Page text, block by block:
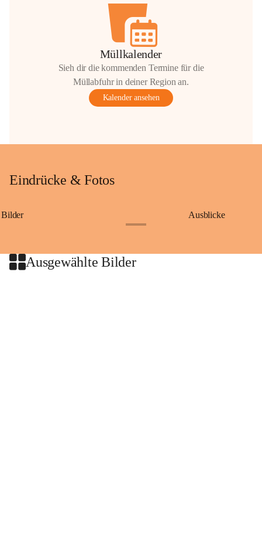
Müllkalender
Sieh dir die kommenden Termine für die
Müllabfuhr in deiner Region an.
Kalender ansehen
Eindrücke & Fotos
Bilder Ausblicke
Ausgewählte Bilder